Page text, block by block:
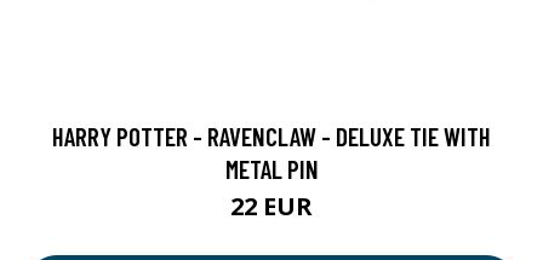
HARRY POTTER - RAVENCLAW - DELUXE TIE WITH
METAL PIN
22 EUR